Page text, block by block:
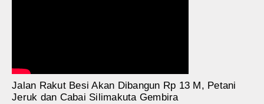
Jalan Rakut Besi Akan Dibangun Rp 13 M, Petani
Jeruk dan Cabai Silimakuta Gembira